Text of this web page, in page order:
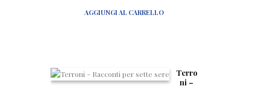
AGGIUNGI AL CARRELLO
Terro
ni –